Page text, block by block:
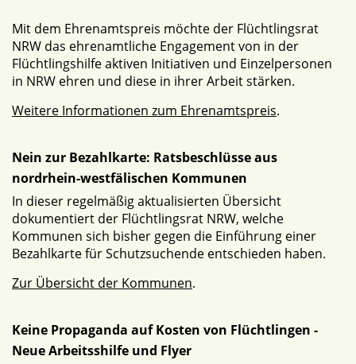
Mit dem Ehrenamtspreis möchte der Flüchtlingsrat
NRW das ehrenamtliche Engagement von in der
Flüchtlingshilfe aktiven Initiativen und Einzelpersonen
in NRW ehren und diese in ihrer Arbeit stärken.
Weitere Informationen zum Ehrenamtspreis.
Nein zur Bezahlkarte: Ratsbeschlüsse aus
nordrhein-westfälischen Kommunen
In dieser regelmäßig aktualisierten Übersicht
dokumentiert der Flüchtlingsrat NRW, welche
Kommunen sich bisher gegen die Einführung einer
Bezahlkarte für Schutzsuchende entschieden haben.
Zur Übersicht der Kommunen.
Keine Propaganda auf Kosten von Flüchtlingen -
Neue Arbeitsshilfe und Flyer